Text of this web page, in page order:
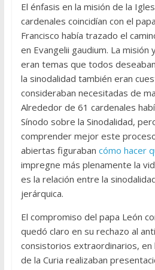
El énfasis en la misión de la
cardenales coincidían con el
Francisco había trazado el
en Evangelii gaudium. La misión
eran temas que todos
la sinodalidad también eran
consideraban necesitadas de
Alrededor de 61 cardenales
Sínodo sobre la Sinodalidad,
comprender mejor este
abiertas figuraban cómo hacer
impregne más plenamente la
es la relación entre la
jerárquica.
El compromiso del papa León
quedó claro en su rechazo al
consistorios extraordinarios, en
de la Curia realizaban